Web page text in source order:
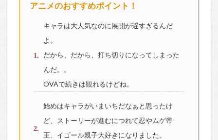
アニメのおすすめポイント！
キャラは大人気なのに展開が遅すぎるんだ
よ。
だから、だから、打ち切りになってしまった
んだ。。
OVAで続きは観れるけどね。
始めはキャラがいまいちだなぁと思ったけ
ど、ストーリーが進むにつれて忍やムゲ帝
王、イゴール親子大好きになりました。